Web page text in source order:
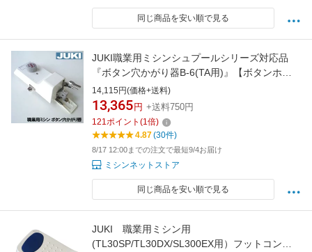
同じ商品を安い順で見る
JUKI職業用ミシンシュプールシリーズ対応品
『ボタン穴かがり器B-6(TA用)』【ボタンホー
ラー/ボタンホール】B6-TAb6ta
14,115円(価格+送料)
13,365 円 +送料750円
121ポイント (1倍)
4.87(30件)
8/17 12:00までの注文で最短9/4お届け
ミシンネットストア
同じ商品を安い順で見る
JUKI 職業用ミシン用
(TL30SP/TL30DX/SL300EX用）フットコント